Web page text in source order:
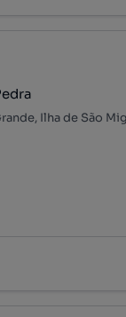
Ilha de São